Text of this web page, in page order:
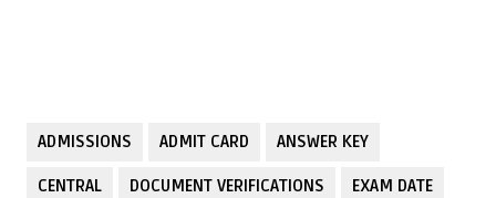
ADMISSIONS ADMIT CARD ANSWER KEY
CENTRAL DOCUMENT VERIFICATIONS EXAM DATE